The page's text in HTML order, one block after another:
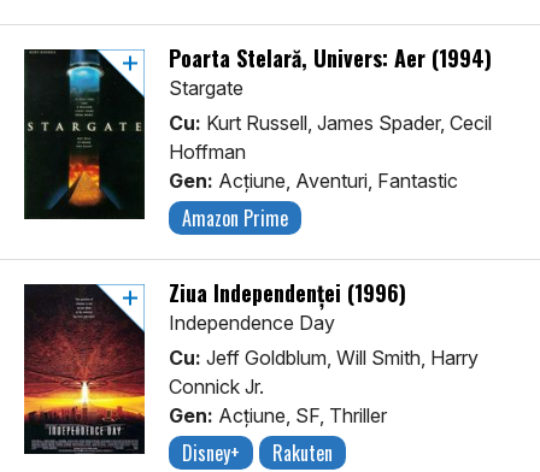
Poarta Stelară, Univers: Aer (1994)
Stargate
Cu: Kurt Russell, James Spader, Cecil
Hoffman
Gen: Acţiune, Aventuri, Fantastic
Amazon Prime
Ziua Independenței (1996)
Independence Day
Cu: Jeff Goldblum, Will Smith, Harry
Connick Jr.
Gen: Acţiune, SF, Thriller
Disney+ Rakuten